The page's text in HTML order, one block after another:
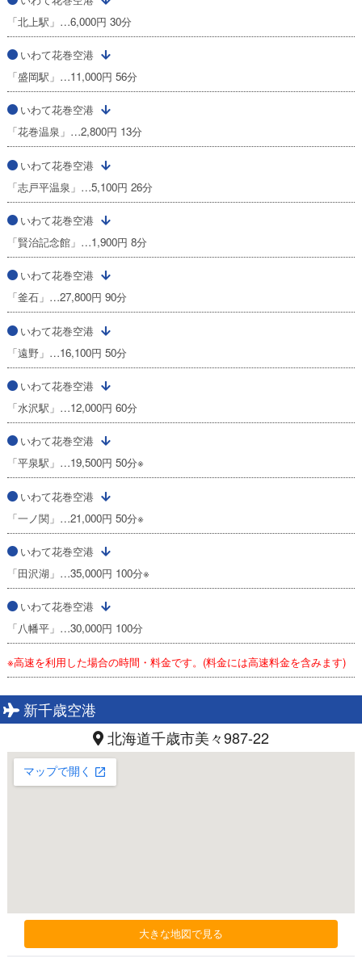
「北上駅」…6,000円 30分
いわて花巻空港
「盛岡駅」…11,000円 56分
いわて花巻空港
「花巻温泉」…2,800円 13分
いわて花巻空港
「志戸平温泉」…5,100円 26分
いわて花巻空港
「賢治記念館」…1,900円 8分
いわて花巻空港
「釜石」…27,800円 90分
いわて花巻空港
「遠野」…16,100円 50分
いわて花巻空港
「水沢駅」…12,000円 60分
いわて花巻空港
「平泉駅」…19,500円 50分※
いわて花巻空港
「一ノ関」…21,000円 50分※
いわて花巻空港
「田沢湖」…35,000円 100分※
いわて花巻空港
「八幡平」…30,000円 100分
※高速を利用した場合の時間・料金です。(料金には高速料金を含みます)
新千歳空港
北海道千歳市美々987-22
大きな地図で見る